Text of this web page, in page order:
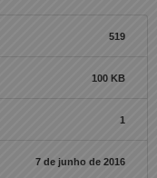
519
100 KB
1
7 de junho de 2016